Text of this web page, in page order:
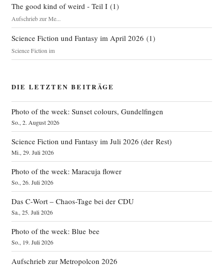
The good kind of weird - Teil I(1)
Aufschrieb zur Me...
Science Fiction und Fantasy im April 2026 (1)
Science Fiction im
DIE LETZTEN BEITRÄGE
Photo of the week: Sunset colours, Gundelfingen
So., 2. August 2026
Science Fiction und Fantasy im Juli 2026 (der Rest)
Mi., 29. Juli 2026
Photo of the week: Maracuja flower
So., 26. Juli 2026
Das C‑Wort – Chaos-Tage bei der CDU
Sa., 25. Juli 2026
Photo of the week: Blue bee
So., 19. Juli 2026
Aufschrieb zur Metropolcon 2026